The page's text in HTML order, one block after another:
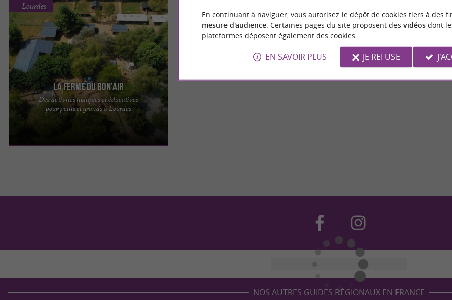
La Ferme du Bon'Air
Des activités ludiques et éducatives
pour petits et grands à Lourdes
Lourdes
La Ferme du Bon'Air, un parc à thème
incontournable à Lourdes Dans les Hautes-
NOS AUTRES GUIDES RÉGIONAUX EN FRANCE
En continuant à naviguer, vous autorisez le dépôt de cookies tiers à des
mesure d'audience. Certaines pages du site proposent des vidéosdont
plateformes déposent également des cookies.
EN SAVOIR PLUS JE REFUSE